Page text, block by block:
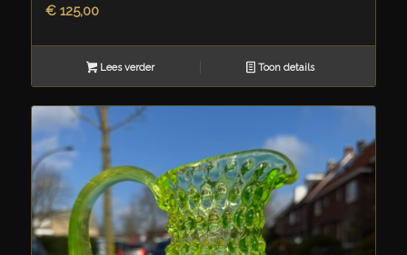
€125,00
Lees verder Toon details